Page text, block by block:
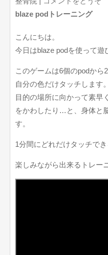
blaze podトレーニング
こんにちは。
今日はblaze podを使って遊
このゲームは6個のpodから
自分の色だけタッチします
目的の場所に向かって素早
をかわしたり…と、身体と
す。
1分間にどれだけタッチでき
楽しみながら出来るトレー